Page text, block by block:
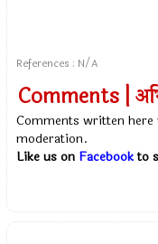
References : N/A
Comments |
Comments written
moderation.
Like us on Facebookto